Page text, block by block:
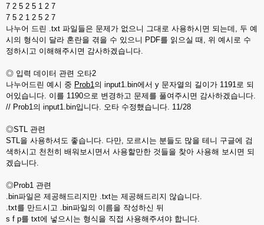
7 2 5 2 5 1 2 7
7 5 2 1 2 5 2 7
나누어 드린 .txt 파일들은 문제가 없으니 그대로 사용하시면 되는데, 두 예
시의 형식이 달라 혼란을 겪을 수 있으니 PDF를 읽으실 때, 위 예시로 수
정하시고 이해해주시면 감사하겠습니다.
◎ 입력 데이터 관련 오타2
나누어드린 예시 중 Prob1의 input1.bin에서 y 문자열의 길이가 1191로 되
어있습니다. 이를 1190으로 변경하고 문제를 풀여주시면 감사하겠습니다.
// Prob1의 input1.bin입니다. 오타 수정했습니다. 11/28
◎STL 관련
STL을 사용하셔도 좋습니다. 다만, 모르시는 분들도 많을 테니 구글에 검
색하시고 천천히 배워보시면서 사용할만한 것들을 찾아 사용해 보시면 되
겠습니다.
◎Prob1 관련
.bin파일은 제공해드리지만 .txt는 제공해드리지 않습니다.
.txt를 만드시고 .bin파일의 이름을 작성하신 뒤
s f p를 txt에 넣으시는 형식을 직접 사용해주셔야 합니다.